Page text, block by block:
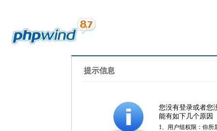
提示信息
您没有登录或者您
能有如下几个原因
1、用户组权限：你所